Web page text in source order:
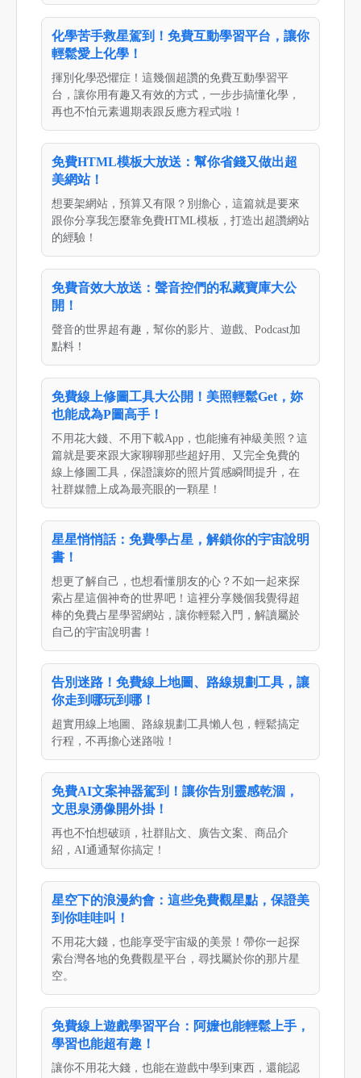
化學苦手救星駕到！免費互動學習平台，讓你
輕鬆愛上化學！
揮別化學恐懼症！這幾個超讚的免費互動學習平
台，讓你用有趣又有效的方式，一步步搞懂化學，
再也不怕元素週期表跟反應方程式啦！
免費HTML模板大放送：幫你省錢又做出超
美網站！
想要架網站，預算又有限？別擔心，這篇就是要來
跟你分享我怎麼靠免費HTML模板，打造出超讚網站
的經驗！
免費音效大放送：聲音控們的私藏寶庫大公
開！
聲音的世界超有趣，幫你的影片、遊戲、Podcast加
點料！
免費線上修圖工具大公開！美照輕鬆Get，妳
也能成為P圖高手！
不用花大錢、不用下載App，也能擁有神級美照？這
篇就是要來跟大家聊聊那些超好用、又完全免費的
線上修圖工具，保證讓妳的照片質感瞬間提升，在
社群媒體上成為最亮眼的一顆星！
星星悄悄話：免費學占星，解鎖你的宇宙說明
書！
想更了解自己，也想看懂朋友的心？不如一起來探
索占星這個神奇的世界吧！這裡分享幾個我覺得超
棒的免費占星學習網站，讓你輕鬆入門，解讀屬於
自己的宇宙說明書！
告別迷路！免費線上地圖、路線規劃工具，讓
你走到哪玩到哪！
超實用線上地圖、路線規劃工具懶人包，輕鬆搞定
行程，不再擔心迷路啦！
免費AI文案神器駕到！讓你告別靈感乾涸，
文思泉湧像開外掛！
再也不怕想破頭，社群貼文、廣告文案、商品介
紹，AI通通幫你搞定！
星空下的浪漫約會：這些免費觀星點，保證美
到你哇哇叫！
不用花大錢，也能享受宇宙級的美景！帶你一起探
索台灣各地的免費觀星平台，尋找屬於你的那片星
空。
免費線上遊戲學習平台：阿嬤也能輕鬆上手，
學習也能超有趣！
讓你不用花大錢，也能在遊戲中學到東西，還能認